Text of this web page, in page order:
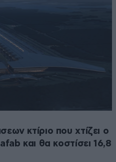
κτίριο που χτίζει ο
και θα κοστίσει 16,8